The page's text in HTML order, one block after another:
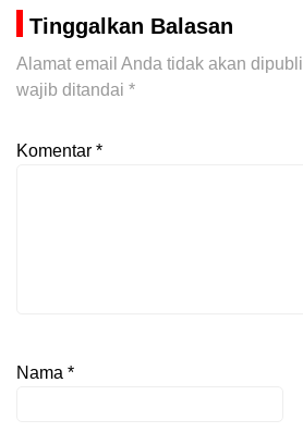
Tinggalkan Balasan
Alamat email Anda tidak akan
wajib ditandai *
Komentar *
Nama *